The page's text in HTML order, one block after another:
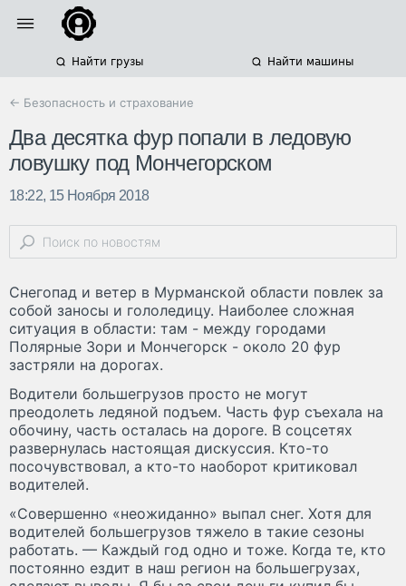
Найти грузы Найти машины
← Безопасность и страхование
Два десятка фур попали в ледовую
ловушку под Мончегорском
18:22, 15 Ноября 2018
Снегопад и ветер в Мурманской области повлек за
собой заносы и гололедицу. Наиболее сложная
ситуация в области: там - между городами
Полярные Зори и Мончегорск - около 20 фур
застряли на дорогах.
Водители большегрузов просто не могут
преодолеть ледяной подъем. Часть фур съехала на
обочину, часть осталась на дороге. В соцсетях
развернулась настоящая дискуссия. Кто-то
посочувствовал, а кто-то наоборот критиковал
водителей.
«Совершенно «неожиданно» выпал снег. Хотя для
водителей большегрузов тяжело в такие сезоны
работать. — Каждый год одно и тоже. Когда те, кто
постоянно ездит в наш регион на большегрузах,